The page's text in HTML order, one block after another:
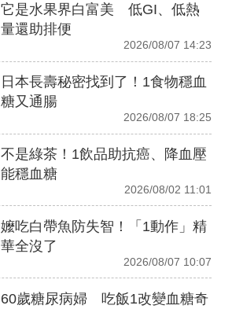
它是水果界白富美 低GI、低熱
量還助排便
2026/08/07 14:23
日本長壽秘密找到了！1食物穩血
糖又通腸
2026/08/07 18:25
不是綠茶！1飲品助抗癌、降血壓
能穩血糖
2026/08/02 11:01
嬤吃白帶魚防失智！「1動作」精
華全沒了
2026/08/07 10:07
60歲糖尿病婦 吃飯1改變血糖奇